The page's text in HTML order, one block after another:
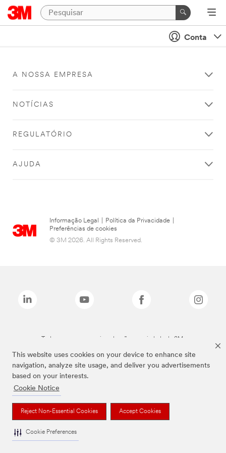
This website uses cookies on your device to enhance site
navigation, analyze site usage, and deliver you advertisements
based on your interests.
Cookie Notice
Reject Non-Essential Cookies Accept Cookies
Cookie Preferences
Conta
A NOSSA EMPRESA
NOTÍCIAS
REGULATÓRIO
AJUDA
Informação Legal Política da Privacidade
Preferências de cookies
© 3M 2026. All Rights Reserved.
Todas as marcas mencionadas são propriedade da 3M.